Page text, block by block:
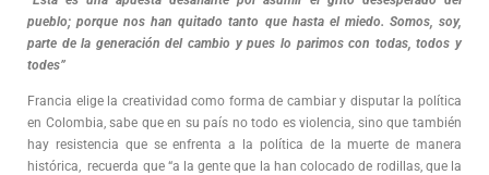
pueblo; porque nos han quitado tanto que hasta el miedo. Somos, soy,
parte de la generación del cambio y pues lo parimos con todas, todos y
todes”
Francia elige la creatividad como forma de cambiar y disputar la política
en Colombia, sabe que en su país no todo es violencia, sino que también
hay resistencia que se enfrenta a la política de la muerte de manera
histórica, recuerda que “a la gente que la han colocado de rodillas, que la